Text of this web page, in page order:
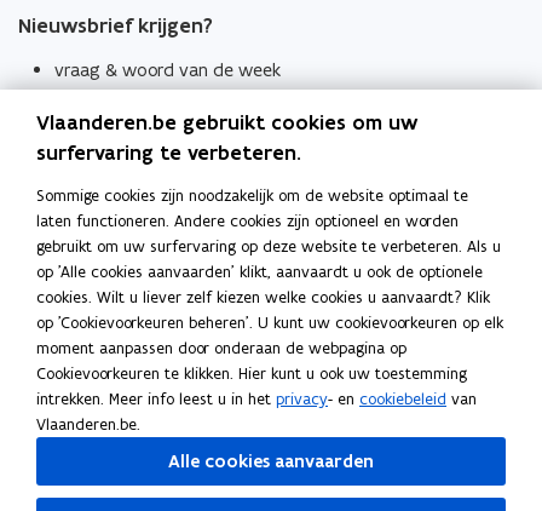
Nieuwsbrief krijgen?
vraag & woord van de week
Schrijf je in
Thema's
Taaladviezen
Spellingregels
Tips voor duidelijke taal
Bekijk ook
Spellingtests
Boek- en webwijzer
Vlaanderen.be gebruikt cookies om uw
surfervaring te verbeteren.
Sommige cookies zijn noodzakelijk om de website optimaal te
laten functioneren. Andere cookies zijn optioneel en worden
gebruikt om uw surfervaring op deze website te verbeteren. Als u
op 'Alle cookies aanvaarden' klikt, aanvaardt u ook de optionele
cookies. Wilt u liever zelf kiezen welke cookies u aanvaardt? Klik
op 'Cookievoorkeuren beheren'. U kunt uw cookievoorkeuren op elk
moment aanpassen door onderaan de webpagina op
Cookievoorkeuren te klikken. Hier kunt u ook uw toestemming
intrekken. Meer info leest u in het privacy- en cookiebeleid van
Vlaanderen.be.
Alle cookies aanvaarden